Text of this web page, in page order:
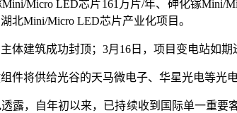
Micro LED芯片161万片/年、砷化镓Mini/
北Mini/Micro LED芯片产业化项目。
体建筑成功封顶；3月16日，项目变电站如
件将供给光谷的天马微电子、华星光电等光
露，自年初以来，已持续收到国际单一重